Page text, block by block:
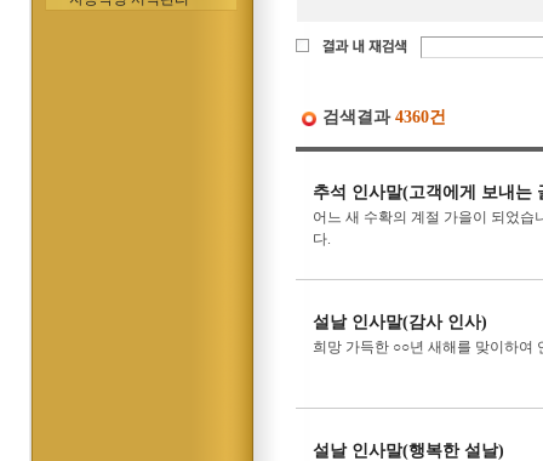
검색결과 4360건
추석 인사말(고객에게 보내는
어느 새 수확의 계절 가을이 되었습
다.
설날 인사말(감사 인사)
희망 가득한 ○○년 새해를 맞이하여
설날 인사말(행복한 설날)